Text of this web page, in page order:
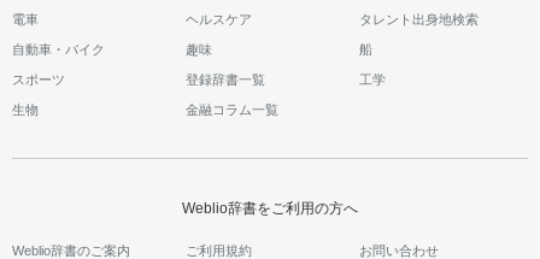
電車 ヘルスケア タレント出身地検索
自動車・バイク 趣味 船
スポーツ 登録辞書一覧 工学
生物 金融コラム一覧
Weblio辞書をご利用の方へ
Weblio辞書のご案内 ご利用規約 お問い合わせ